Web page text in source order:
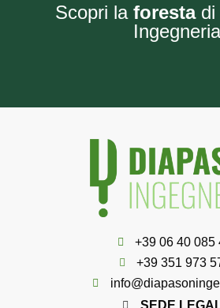
Scopri la forestadi
Ingegneria
+39 06 40 085
+39 351 973